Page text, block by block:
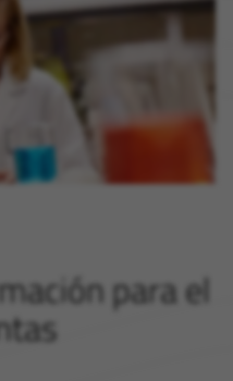
para el